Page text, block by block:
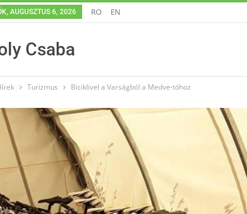
AUGUSZTUS 6, 2026 RO EN
Csaba
Turizmus Biciklivel a Varságból a Medve-tóhoz